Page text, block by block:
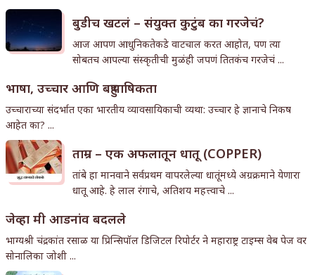
बुडीच खटलं – संयुक्त कुटुंब का गरजेचं?
आज आपण आधुनिकतेकडे वाटचाल करत आहोत, पण त्या
सोबतच आपल्या संस्कृतीची मुळंही जपणं तितकंच गरजेचं ...
भाषा, उच्चार आणि बहुभाषिकता
उच्चाराच्या संदर्भात एका भारतीय व्यावसायिकाची व्यथा: उच्चार हे ज्ञानाचे निकष
आहेत का? ...
ताम्र – एक अफलातून धातू (COPPER)
तांबे हा मानवाने सर्वप्रथम वापरलेल्या धातूंमध्ये अग्रक्रमाने येणारा
धातू आहे. हे लाल रंगाचे, अतिशय महत्त्वाचे ...
जेव्हा मी आडनांव बदलले
भाग्यश्री चंद्रकांत रसाळ या प्रिन्सिपॉल डिजिटल रिपोर्टर ने महाराष्ट्र टाइम्स वेब पेज वर
सोनालिका जोशी ...